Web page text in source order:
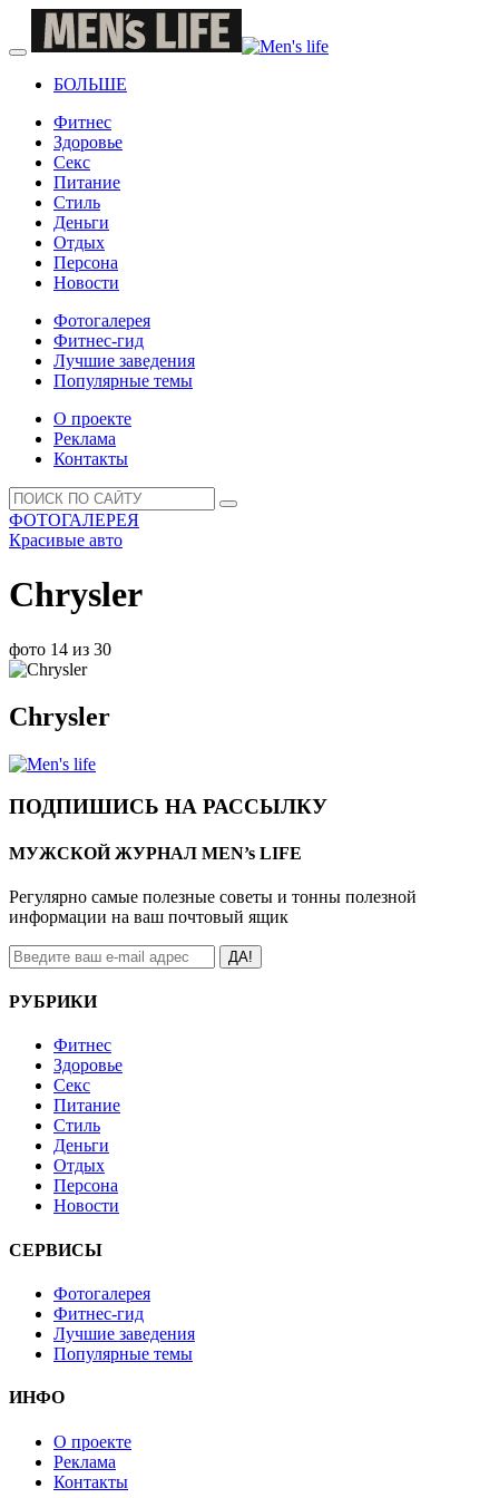
БОЛЬШЕ
Фитнес
Здоровье
Секс
Питание
Стиль
Деньги
Отдых
Персона
Новости
Фотогалерея
Фитнес-гид
Лучшие заведения
Популярные темы
О проекте
Реклама
Контакты
ФОТОГАЛЕРЕЯ
Красивые авто
Chrysler
фото 14 из 30
Chrysler
ПОДПИШИСЬ НА РАССЫЛКУ
МУЖСКОЙ ЖУРНАЛ MEN’s LIFE
Регулярно самые полезные советы и тонны полезной
информации на ваш почтовый ящик
ДА!
РУБРИКИ
Фитнес
Здоровье
Секс
Питание
Стиль
Деньги
Отдых
Персона
Новости
СЕРВИСЫ
Фотогалерея
Фитнес-гид
Лучшие заведения
Популярные темы
ИНФО
О проекте
Реклама
Контакты